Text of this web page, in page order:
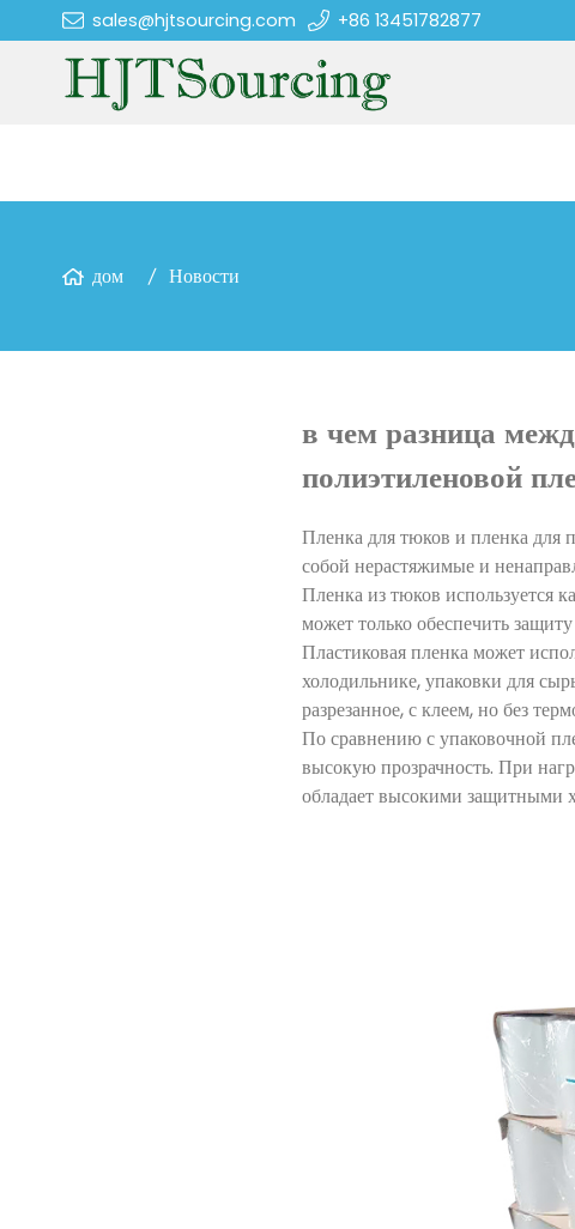
sales@hjtsourcing.com +86 13451782877
дом Новости
в чем разница
полиэтиленовой
Пленка для тюков и пленка для
собой нерастяжимые и
Пленка из тюков используется
может только обеспечить
Пластиковая пленка может
холодильнике, упаковки для
разрезанное, с клеем, но без
По сравнению с упаковочной
высокую прозрачность. При
обладает высокими защитными